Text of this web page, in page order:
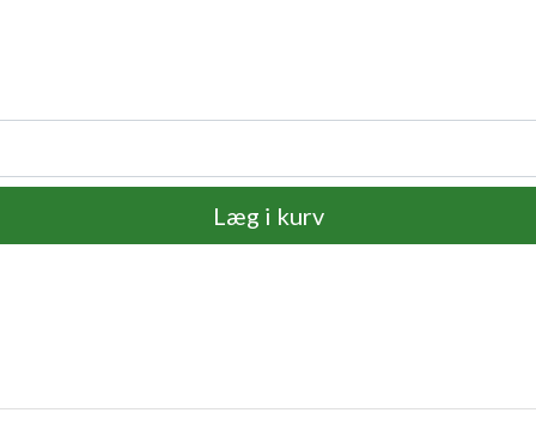
Læg i kurv